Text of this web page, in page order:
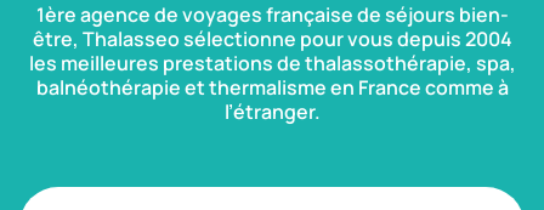
1ère agence de voyages française de séjours bien-
être, Thalasseo sélectionne pour vous depuis 2004
les meilleures prestations de thalassothérapie, spa,
balnéothérapie et thermalisme en France comme à
l’étranger.